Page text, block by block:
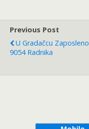
Previous Post
U Gradačcu Zaposleno
9054 Radnika